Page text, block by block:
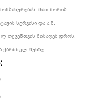
მათ შორის:
სერვისი და ა.შ.
თქვენთვის მისაღებ დროს.
ქარხნულ წუნზე.